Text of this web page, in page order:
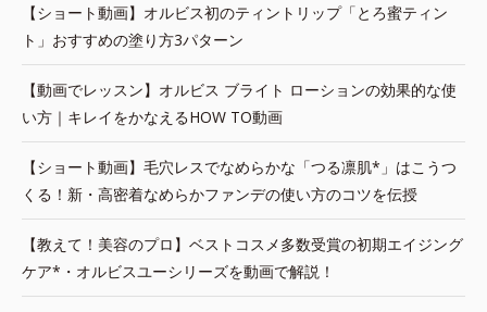
【ショート動画】オルビス初のティントリップ「とろ蜜ティン
ト」おすすめの塗り方3パターン
【動画でレッスン】オルビス ブライト ローションの効果的な使
い方｜キレイをかなえるHOW TO動画
【ショート動画】毛穴レスでなめらかな「つる凛肌*」はこうつ
くる！新・高密着なめらかファンデの使い方のコツを伝授
【教えて！美容のプロ】ベストコスメ多数受賞の初期エイジング
ケア*・オルビスユーシリーズを動画で解説！